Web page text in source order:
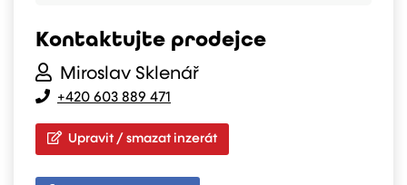
Kontaktujte prodejce
Miroslav Sklenář
+420 603 889 471
Upravit / smazat inzerát